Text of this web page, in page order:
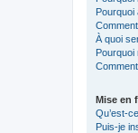
Pourquoi
À quoi
Pourquoi
Mise en
Qu’est-
Puis-je